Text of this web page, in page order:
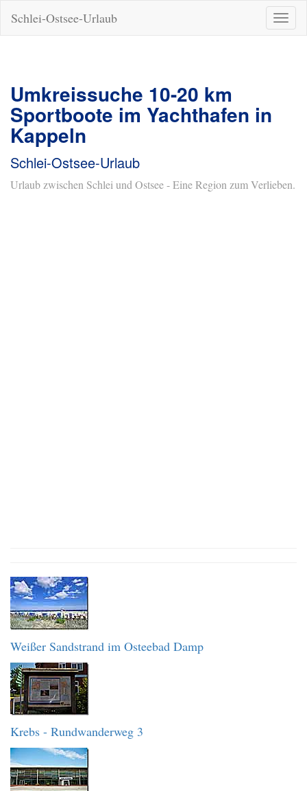
ein-/
Schlei-Ostsee-Urlaub
Umkreissuche 10-20 km
Sportboote im Yachthafen in
Kappeln
Schlei-Ostsee-Urlaub
Urlaub zwischen Schlei und Ostsee - Eine Region zum Verlieben.
Weißer Sandstrand im Osteebad Damp
Krebs - Rundwanderweg 3